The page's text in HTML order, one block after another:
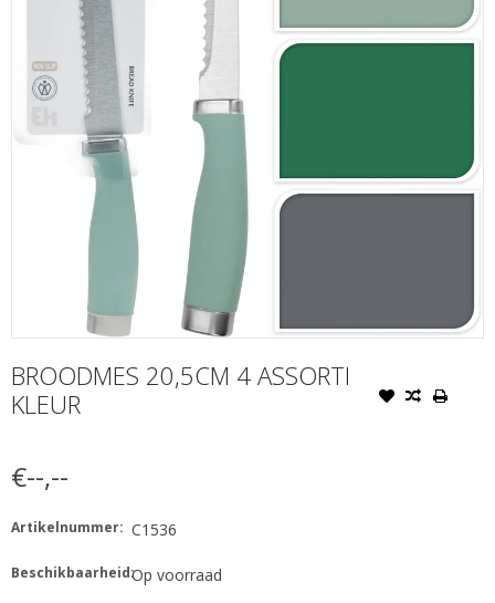
BROODMES 20,5CM 4 ASSORTI
KLEUR
€--,--
Artikelnummer: C1536
Beschikbaarheid:Op voorraad